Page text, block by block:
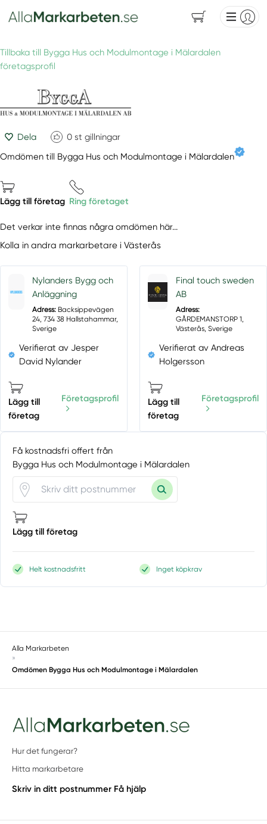
Tillbaka till Bygga Hus och Modulmontage i Mälardalen
företagsprofil
Dela 0 st gillningar
Omdömen till Bygga Hus och Modulmontage i Mälardalen
Lägg till företag Ring företaget
Det verkar inte finnas några omdömen här...
Kolla in andra markarbetare i Västerås
Nylanders Bygg och
Anläggning
Adress: Backsippevägen
24, 734 38 Hallstahammar,
Sverige
Verifierat av Jesper
David Nylander
Lägg till
företag
Företagsprofil
Final touch sweden
AB
Adress:
GÅRDEMANSTORP 1,
Västerås, Sverige
Verifierat av Andreas
Holgersson
Lägg till
företag
Företagsprofil
Få kostnadsfri offert från
Bygga Hus och Modulmontage i Mälardalen
Lägg till företag
Helt kostnadsfritt Inget köpkrav
Alla Markarbeten
»
Omdömen Bygga Hus och Modulmontage i Mälardalen
Hur det fungerar?
Hitta markarbetare
Skriv in ditt postnummer Få hjälp